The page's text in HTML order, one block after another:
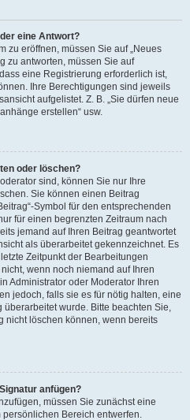
eine Antwort?
zu eröffnen, müssen Sie auf „Neues
zu antworten, müssen Sie auf
eine Registrierung erforderlich ist,
Ihre Berechtigungen sind jeweils
aufgelistet. Z. B. „Sie dürfen neue
erstellen“ usw.
oder löschen?
sind, können Sie nur Ihre
Sie können einen Beitrag
Symbol für den entsprechenden
für einen begrenzten Zeitraum nach
jemand auf Ihren Beitrag geantwortet
als überarbeitet gekennzeichnet. Es
Zeitpunkt der Bearbeitungen
wenn noch niemand auf Ihren
Administrator oder Moderator Ihren
jedoch, falls sie es für nötig halten, eine
überarbeitet wurde. Bitte beachten Sie,
nicht löschen können, wenn bereits
anfügen?
müssen Sie zunächst eine
Bereich entwerfen.